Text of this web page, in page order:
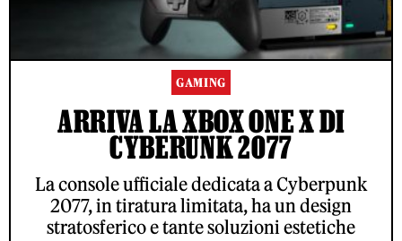
GAMING
ARRIVA LA XBOX ONE X DI
CYBERUNK 2077
La console ufficiale dedicata a Cyberpunk
2077, in tiratura limitata, ha un design
stratosferico e tante soluzioni estetiche